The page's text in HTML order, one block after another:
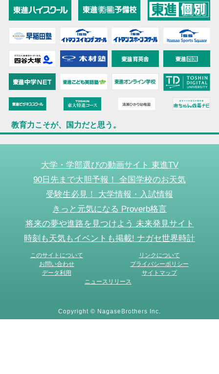
教育力こそが、国力だと思う。
大学・学部選びの動画サイト 東進TV
90日先まで大胆予報！ 全国学校のお天気
受験生必見！ 大学情報・入試情報
きっと元気になる Proverb格言
将来の夢や進路を見つけよう 未来発見サイト
時刻も天気もイベントも掲載! ナガセ世界時計
このサイトについて
リンクについて
お問い合わせ
プライバシーポリシー
データ利用
サイトマップ
ニュースリリース
Copyright © NagaseBrothers Inc.